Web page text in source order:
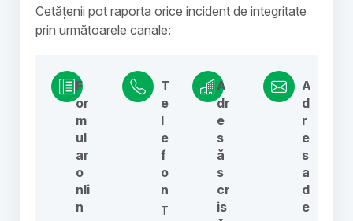
Cetățenii pot raporta orice incident de integritate
prin următoarele canale:
F
or
m
ul
ar
o
nli
n
T
e
l
e
f
o
n
T
A
dr
e
s
ă
s
cr
is
A
d
r
e
s
a
d
e